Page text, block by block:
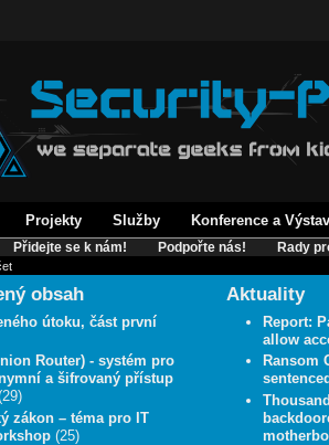
Projekty Služby Konference a
Přidejte se k nám! Podpořte nás! Rady
obsah
útoku, část první
Router) - systém pro
a šifrovaný přístup
zákon – téma pro IT
(25)
Aktuality
Report:
allow
Ransom